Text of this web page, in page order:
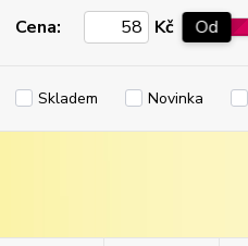
Cena: Kč Od
Skladem Novinka